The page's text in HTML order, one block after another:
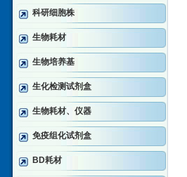
科研细胞株
生物耗材
生物培养基
生化检测试剂盒
生物耗材、仪器
免疫组化试剂盒
BD耗材